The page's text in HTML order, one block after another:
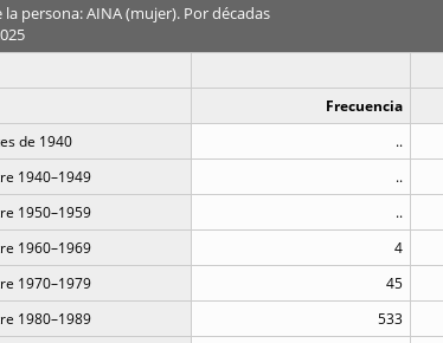
persona: AINA (mujer). Por décadas
Frecuencia
de 1940
..
1940–1949
..
1950–1959
..
1960–1969
4
1970–1979
45
1980–1989
533